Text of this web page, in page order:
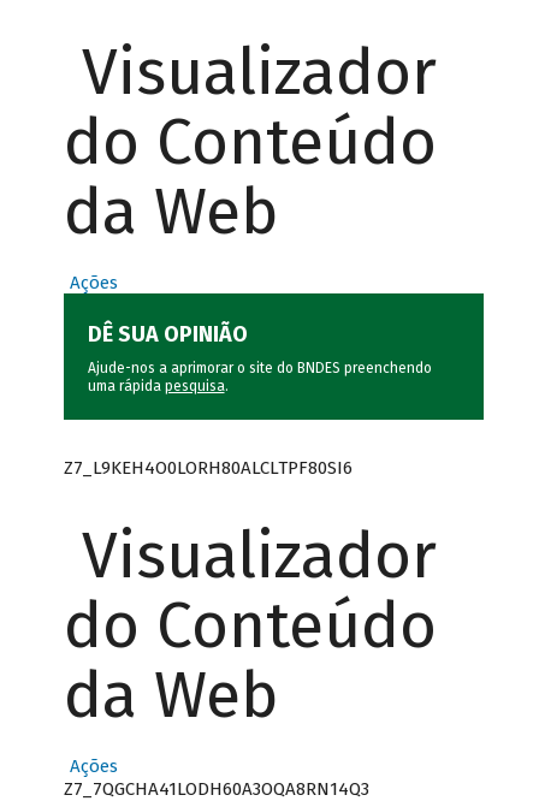
Visualizador
do Conteúdo
da Web
Ações
DÊ SUA OPINIÃO
Ajude-nos a aprimorar o site do BNDES preenchendo
uma rápida pesquisa.
Z7_L9KEH4O0LORH80ALCLTPF80SI6
Visualizador
do Conteúdo
da Web
Ações
Z7_7QGCHA41LODH60A3OQA8RN14Q3